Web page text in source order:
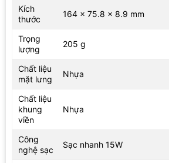
Kích
thước
164 x 75.8 x 8.9 mm
Trọng
lượng
205 g
Chất liệu
mặt lưng
Nhựa
Chất liệu
khung
viền
Nhựa
Công
nghệ sạc
Sạc nhanh 15W